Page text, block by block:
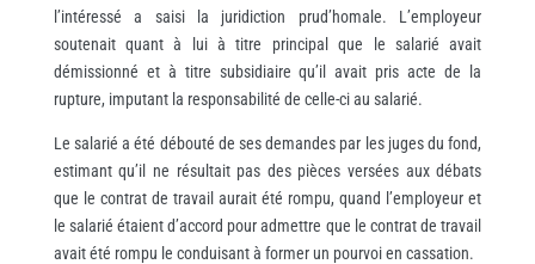
l’intéressé a saisi la juridiction prud’homale. L’employeur
soutenait quant à lui à titre principal que le salarié avait
démissionné et à titre subsidiaire qu’il avait pris acte de la
rupture, imputant la responsabilité de celle-ci au salarié.
Le salarié a été débouté de ses demandes par les juges du fond,
estimant qu’il ne résultait pas des pièces versées aux débats
que le contrat de travail aurait été rompu, quand l’employeur et
le salarié étaient d’accord pour admettre que le contrat de travail
avait été rompu le conduisant à former un pourvoi en cassation.